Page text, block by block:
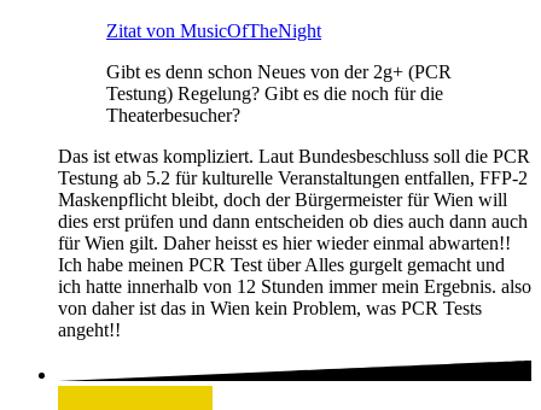
Zitat von MusicOfTheNight
Gibt es denn schon Neues von der 2g+ (PCR
Testung) Regelung? Gibt es die noch für die
Theaterbesucher?
Das ist etwas kompliziert. Laut Bundesbeschluss soll die PCR
Testung ab 5.2 für kulturelle Veranstaltungen entfallen, FFP-2
Maskenpflicht bleibt, doch der Bürgermeister für Wien will
dies erst prüfen und dann entscheiden ob dies auch dann auch
für Wien gilt. Daher heisst es hier wieder einmal abwarten!!
Ich habe meinen PCR Test über Alles gurgelt gemacht und
ich hatte innerhalb von 12 Stunden immer mein Ergebnis. also
von daher ist das in Wien kein Problem, was PCR Tests
angeht!!